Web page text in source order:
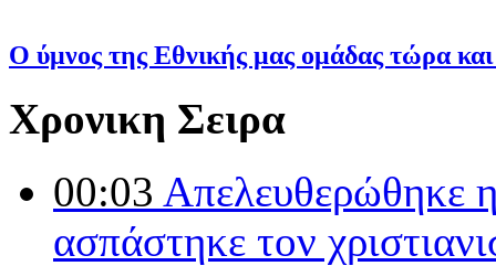
Ο ύμνος της Εθνικής μας ομάδας τώρα
Χρονικη Σειρα
00:03 Απελευθερώθηκε
ασπάστηκε τον